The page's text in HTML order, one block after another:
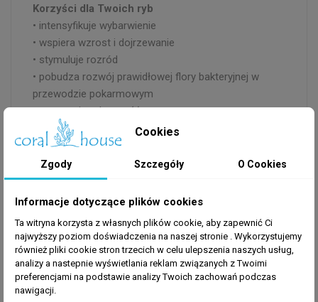
Korzyści dla Twoich ryb
• intensyfikuje wybarwienie
• wspiera wzrost i dojrzewanie
• stymuluje rozród
• pobudza rozwój prawidłowej flory bakteryjnej w
przewodzie pokarmowym
• wzmacnia odporność
Wielkość i forma pokarmu
granulat 2,7 x 1 mm
Opis produktu
• pokarm w formie granulatu z wysoką zawartością
spiruliny (36%)
• przeznaczony do codziennego karmienia pielęgnic
afrykańskich oraz innych ryb glonożernych, w tym
Cookies
Zgody Szczegóły O Cookies
Informacje dotyczące plików cookies
Ta witryna korzysta z własnych plików cookie, aby zapewnić Ci
najwyższy poziom doświadczenia na naszej stronie . Wykorzystujemy
również pliki cookie stron trzecich w celu ulepszenia naszych usług,
analizy a nastepnie wyświetlania reklam związanych z Twoimi
preferencjami na podstawie analizy Twoich zachowań podczas
nawigacji.